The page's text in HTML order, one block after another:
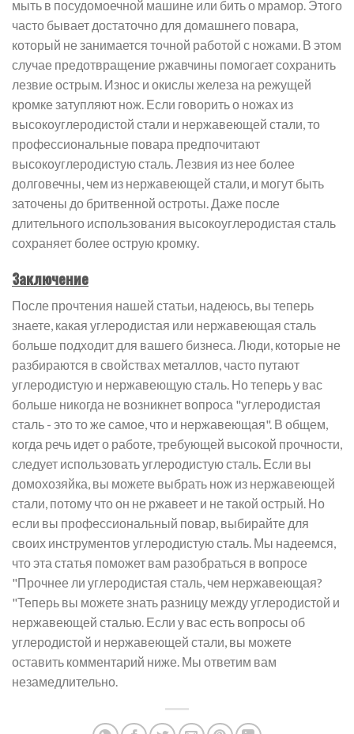
мыть в посудомоечной машине или бить о мрамор. Этого
часто бывает достаточно для домашнего повара,
который не занимается точной работой с ножами. В этом
случае предотвращение ржавчины помогает сохранить
лезвие острым. Износ и окислы железа на режущей
кромке затупляют нож. Если говорить о ножах из
высокоуглеродистой стали и нержавеющей стали, то
профессиональные повара предпочитают
высокоуглеродистую сталь. Лезвия из нее более
долговечны, чем из нержавеющей стали, и могут быть
заточены до бритвенной остроты. Даже после
длительного использования высокоуглеродистая сталь
сохраняет более острую кромку.
Заключение
После прочтения нашей статьи, надеюсь, вы теперь
знаете, какая углеродистая или нержавеющая сталь
больше подходит для вашего бизнеса. Люди, которые не
разбираются в свойствах металлов, часто путают
углеродистую и нержавеющую сталь. Но теперь у вас
больше никогда не возникнет вопроса "углеродистая
сталь - это то же самое, что и нержавеющая". В общем,
когда речь идет о работе, требующей высокой прочности,
следует использовать углеродистую сталь. Если вы
домохозяйка, вы можете выбрать нож из нержавеющей
стали, потому что он не ржавеет и не такой острый. Но
если вы профессиональный повар, выбирайте для
своих инструментов углеродистую сталь. Мы надеемся,
что эта статья поможет вам разобраться в вопросе
"Прочнее ли углеродистая сталь, чем нержавеющая?
"Теперь вы можете знать разницу между углеродистой и
нержавеющей сталью. Если у вас есть вопросы об
углеродистой и нержавеющей стали, вы можете
оставить комментарий ниже. Мы ответим вам
незамедлительно.